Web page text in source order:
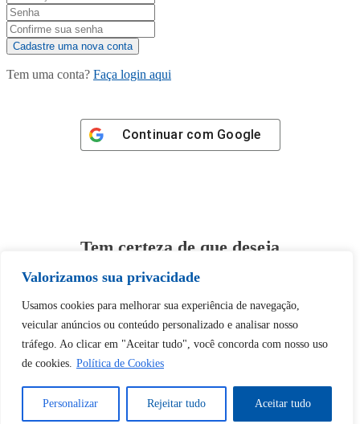
Valorizamos sua privacidade
Usamos cookies para melhorar sua experiência de navegação,
veicular anúncios ou conteúdo personalizado e analisar nosso
tráfego. Ao clicar em "Aceitar tudo", você concorda com nosso uso
de cookies. Política de Cookies
Personalizar Rejeitar tudo Aceitar tudo
Tem uma conta? Faça login aqui
Continuar com Google
Tem certeza de que deseja
desbloquear esta publicação?
Desbloquear esquerda : 0
Sim